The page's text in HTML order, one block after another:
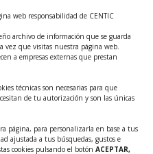
web responsabilidad de CENTIC
archivo de información que se guarda
vez que visitas nuestra página web.
a empresas externas que prestan
técnicas son necesarias para que
de tu autorización y son las únicas
página, para personalizarla en base a tus
ajustada a tus búsquedas, gustos e
cookies pulsando el botón ACEPTAR,
las empresas
y escalables
Ayudas INFO
de Innovación y
para la
Innovación y